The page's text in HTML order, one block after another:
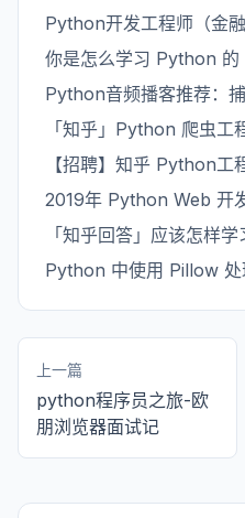
Python开发工程师（金
你是怎么学习 Python 的
Python音频播客推荐：
「知乎」Python 爬虫工
【招聘】知乎 Python工
2019年 Python Web 开
「知乎回答」应该怎样
Python 中使用 Pillow 处
上一篇
python程序员之旅-欧
朋浏览器面试记